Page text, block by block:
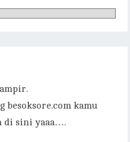
besoksore.com kamu
di sini yaaa….